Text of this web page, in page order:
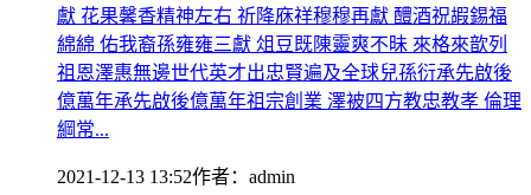
獻 花果馨香精神左右 祈降庥祥穆穆再獻 醴酒祝嘏錫福
綿綿 佑我裔孫雍雍三獻 俎豆既陳靈爽不昧 來格來歆列
祖恩澤惠無邊世代英才出忠賢遍及全球兒孫衍承先啟後
億萬年承先啟後億萬年祖宗創業 澤被四方教忠教孝 倫理
綱常...
2021-12-13 13:52作者： admin